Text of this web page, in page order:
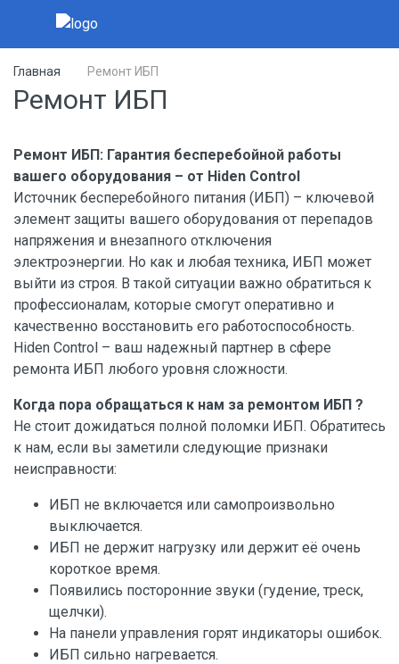
Главная Ремонт ИБП
Ремонт ИБП
Ремонт ИБП: Гарантия бесперебойной работы
вашего оборудования – от Hiden Control
Источник бесперебойного питания (ИБП) – ключевой
элемент защиты вашего оборудования от перепадов
напряжения и внезапного отключения
электроэнергии. Но как и любая техника, ИБП может
выйти из строя. В такой ситуации важно обратиться к
профессионалам, которые смогут оперативно и
качественно восстановить его работоспособность.
Hiden Control – ваш надежный партнер в сфере
ремонта ИБП любого уровня сложности.
Когда пора обращаться к нам за ремонтом ИБП ?
Не стоит дожидаться полной поломки ИБП. Обратитесь
к нам, если вы заметили следующие признаки
неисправности:
ИБП не включается или самопроизвольно
выключается.
ИБП не держит нагрузку или держит её очень
короткое время.
Появились посторонние звуки (гудение, треск,
щелчки).
На панели управления горят индикаторы ошибок.
ИБП сильно нагревается.